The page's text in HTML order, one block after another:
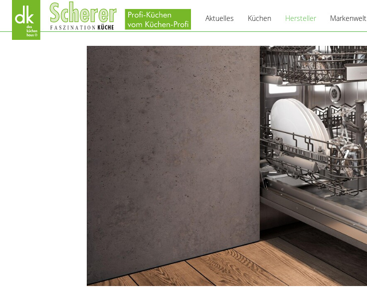
Aktuelles Küchen Hersteller
Ballerina
Berbel
Blanco
BORA
Gaggenau
Novy
OSTA
Raumlösungen
Siemens
systemceram
Markenwelt